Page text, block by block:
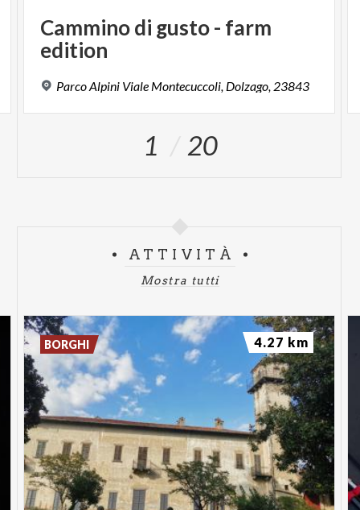
Camminodi gusto- farm
edition
ParcoAlpini Viale Montecuccoli, Dolzago, 23843
1 20
ATTIVITÀ
Mostra tutti
BORGHI 4.27 km